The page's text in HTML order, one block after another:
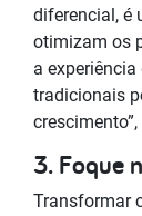
diferencial, é
otimizam os
a
tradicionais
3. Foque
Transformar